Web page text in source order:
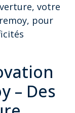
votre
pour
– Des